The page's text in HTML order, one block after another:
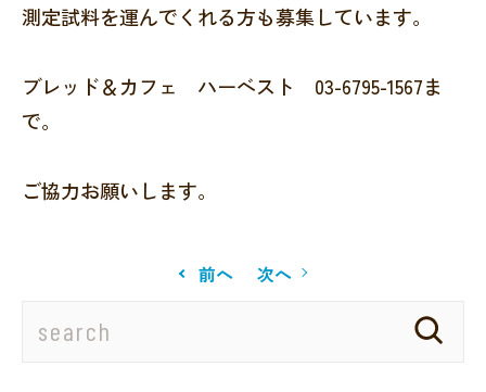
測定試料を運んでくれる方も募集しています。
ブレッド＆カフェ ハーベスト 03-6795-1567ま
で。
ご協力お願いします。
前へ 次へ